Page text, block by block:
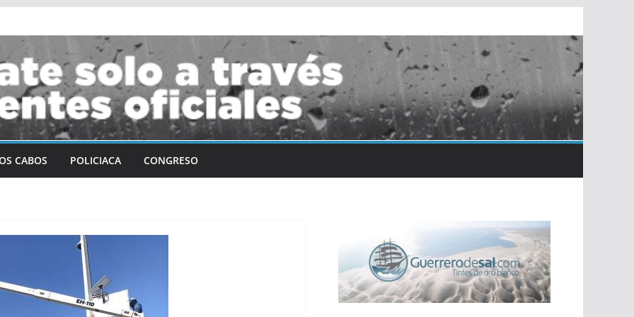
CABOS POLICIACA CONGRESO